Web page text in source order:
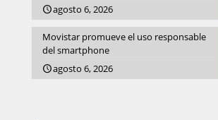
agosto 6, 2026
Movistar promueve el uso responsable
del smartphone
agosto 6, 2026